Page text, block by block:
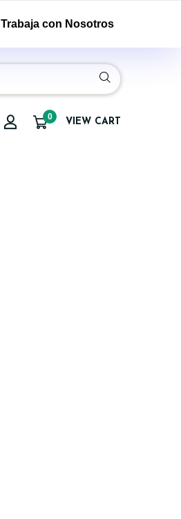
0 VIEW CART
Trabaja con Nosotros